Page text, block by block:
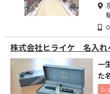
株式会社ヒライケ 名入れ
一
た
シ